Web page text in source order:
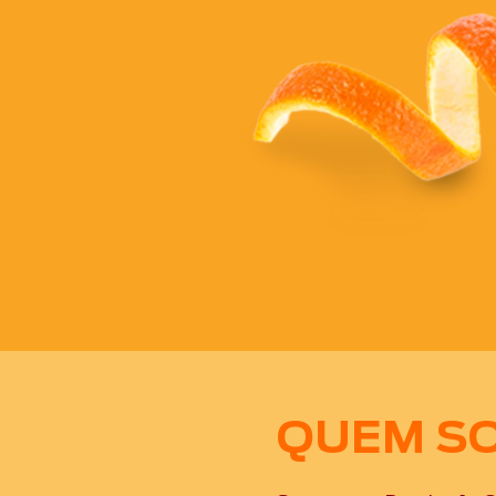
QUEM